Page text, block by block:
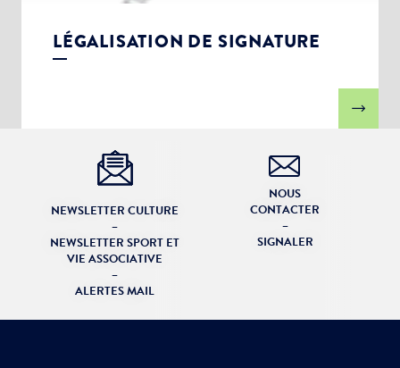
LÉGALISATION DE SIGNATURE
NEWSLETTER CULTURE
–
NEWSLETTER SPORT ET
VIE ASSOCIATIVE
–
ALERTES MAIL
NOUS
CONTACTER
–
SIGNALER